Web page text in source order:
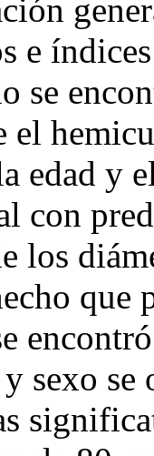
e
se
el
edad y
con
los
sexo